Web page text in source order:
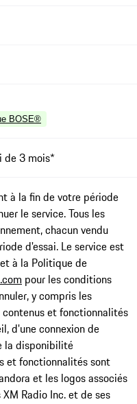
BOSE®
de 3 mois*
à la fin de votre période
le service. Tous les
chacun vendu
d'essai. Le service est
à la Politique de
pour les conditions
y compris les
contenus et fonctionnalités
d'une connexion de
la disponibilité
et fonctionnalités sont
et les logos associés
Radio Inc. et de ses